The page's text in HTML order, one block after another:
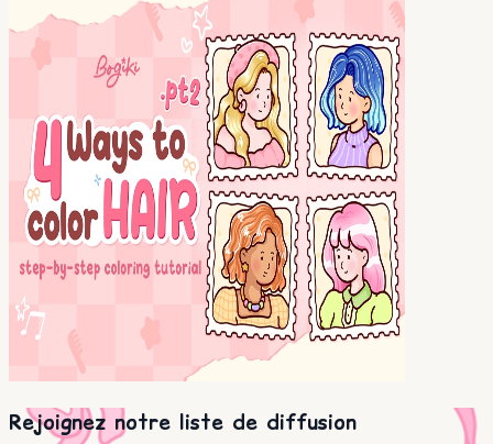
Rejoignez notre liste de diffusion